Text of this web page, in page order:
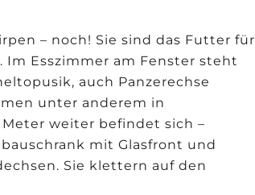
– noch! Sie sind das Futter für
Im Esszimmer am Fenster steht
auch Panzerechse
unter anderem in
weiter befindet sich –
mit Glasfront und
Sie klettern auf den